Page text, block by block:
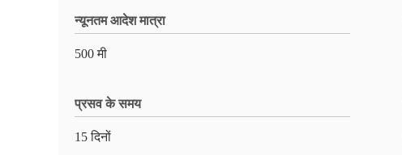
न्यूनतम आदेश मात्रा
500 मी
प्रसव के समय
15 दिनों